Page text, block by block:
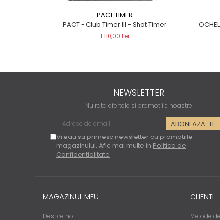
PACT TIMER
PACT - Club Timer III - Shot Timer
1.110,00 Lei
NEWSLETTER
Nu rata ofertele si promotiile noastre
Vreau sa primesc newsletter cu promotiile
magazinului. Afla mai multe in Politica de
Confidentialitate
MAGAZINUL MEU
Despre noi
CLIENTI
Metode